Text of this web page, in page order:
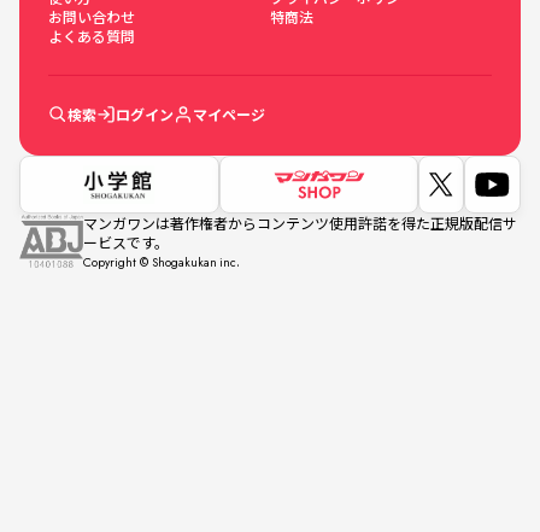
お問い合わせ
よくある質問
特商法
検索 ログイン マイページ
マンガワンは著作権者からコンテンツ使用許諾を得た正規版配信サ
ービスです。
Copyright © Shogakukan inc.